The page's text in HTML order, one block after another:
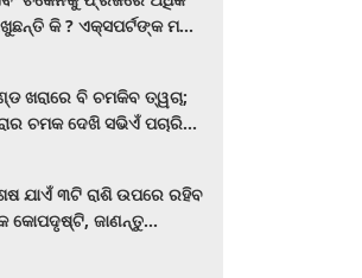
କି ? ଏକ୍ସପର୍ଟଙ୍କ ମତ
ଖରାରେ ବି ଚମକିବ ତ୍ୱଚା;
ଚମକ ଦେଖି ସଭିଏଁ ପଚାରିବେ
ଯାଏଁ ୩ଟି ରାଶି ଉପରେ ରହିବ
କୋପଦୃଷ୍ଟି, ଜାଣନ୍ତୁ